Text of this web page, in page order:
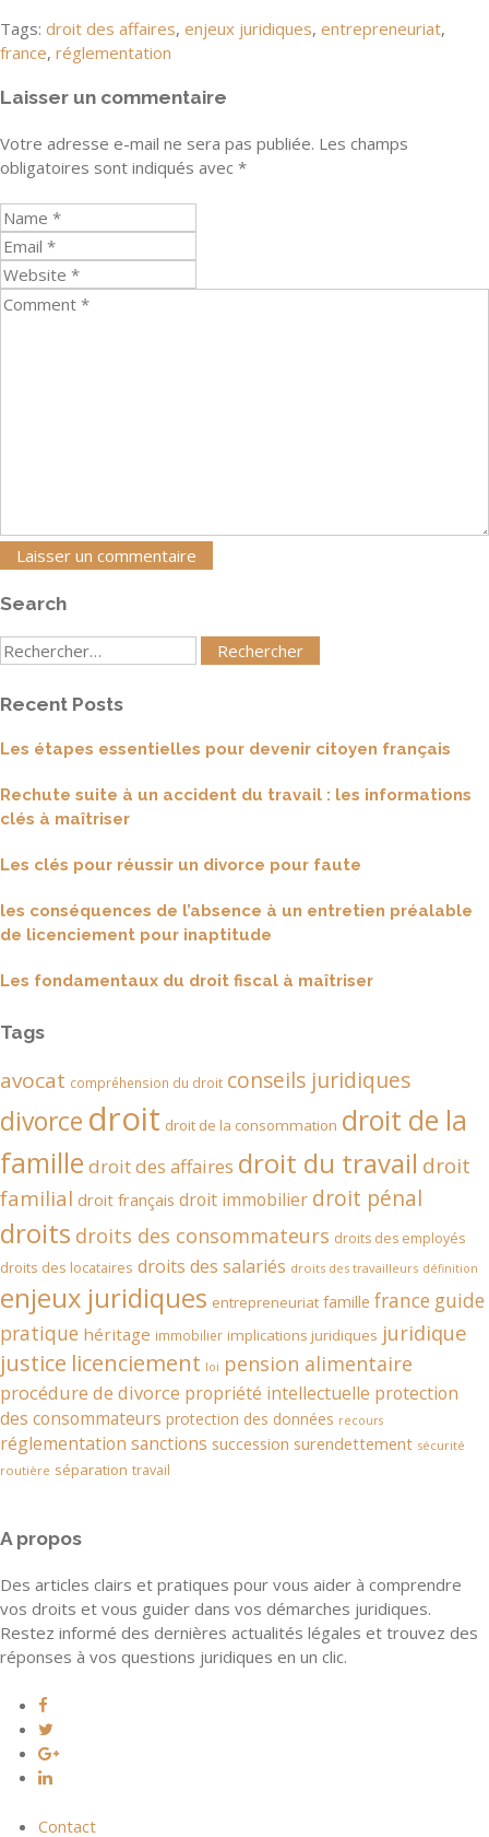
Tags: droit des affaires, enjeux juridiques, entrepreneuriat,
france, réglementation
Laisser un commentaire
Votre adresse e-mail ne sera pas publiée. Les champs
obligatoires sont indiqués avec *
Search
Rechercher
Recent Posts
Les étapes essentielles pour devenir citoyen français
Rechute suite à un accident du travail : les informations
clés à maîtriser
Les clés pour réussir un divorce pour faute
les conséquences de l’absence à un entretien préalable
de licenciement pour inaptitude
Les fondamentaux du droit fiscal à maîtriser
Tags
avocat compréhension du droit conseils juridiques
divorce droit droit de la consommation droit de la
famille droit des affaires droit du travail droit
familial droit français droit immobilier droit pénal
droits droits des consommateurs droits des employés
droits des locataires droits des salariés droits des travailleurs définition
enjeux juridiques entrepreneuriat famille france guide
pratique héritage immobilier implications juridiques juridique
justice licenciement loi pension alimentaire
procédure de divorce propriété intellectuelle protection
des consommateurs protection des données recours
réglementation sanctions succession surendettement sécurité
routière séparation travail
A propos
Des articles clairs et pratiques pour vous aider à comprendre
vos droits et vous guider dans vos démarches juridiques.
Restez informé des dernières actualités légales et trouvez des
réponses à vos questions juridiques en un clic.
Contact